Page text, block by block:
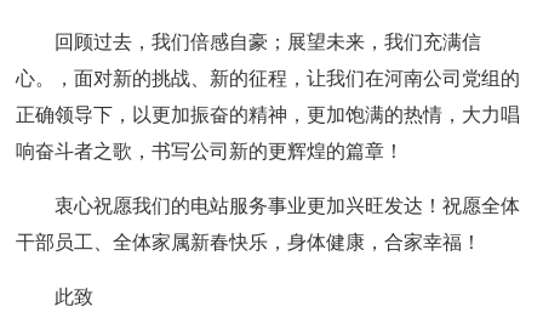
回顾过去，我们倍感自豪；展望未来，我们充满信
心。，面对新的挑战、新的征程，让我们在河南公司党组的
正确领导下，以更加振奋的精神，更加饱满的热情，大力唱
响奋斗者之歌，书写公司新的更辉煌的篇章！
衷心祝愿我们的电站服务事业更加兴旺发达！祝愿全体
干部员工、全体家属新春快乐，身体健康，合家幸福！
此致